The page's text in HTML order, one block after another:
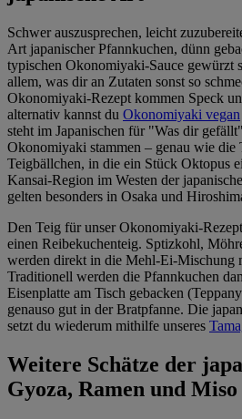
Schwer auszusprechen, leicht
Art japanischer Pfannkuchen, dünn
typischen Okonomiyaki-Sauce gewürzt
allem, was dir an Zutaten sonst so
Okonomiyaki-Rezept kommen Speck
alternativ kannst du Okonomiyaki vegan
steht im Japanischen für "Was dir
Okonomiyaki stammen – genau wie die
Teigbällchen, in die ein Stück Oktopus
Kansai-Region im Westen der
gelten besonders in Osaka und
Den Teig für unser Okonomiyaki-
einen Reibekuchenteig. Sptizkohl,
werden direkt in die Mehl-Ei-Mischung
Traditionell werden die Pfannkuchen
Eisenplatte am Tisch gebacken
genauso gut in der Bratpfanne. Die
setzt du wiederum mithilfe unseres
Weitere Schätze der
Gyoza, Ramen und Miso